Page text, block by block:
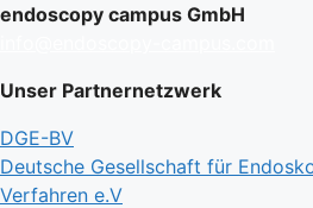
endoscopy campus GmbH
Unser Partnernetzwerk
DGE-BV
Deutsche Gesellschaft für
Verfahren e.V